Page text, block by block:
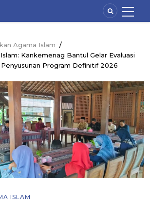
Agama Islam /
Kankemenag Bantul Gelar Evaluasi
Program Definitif 2026
ISLAM